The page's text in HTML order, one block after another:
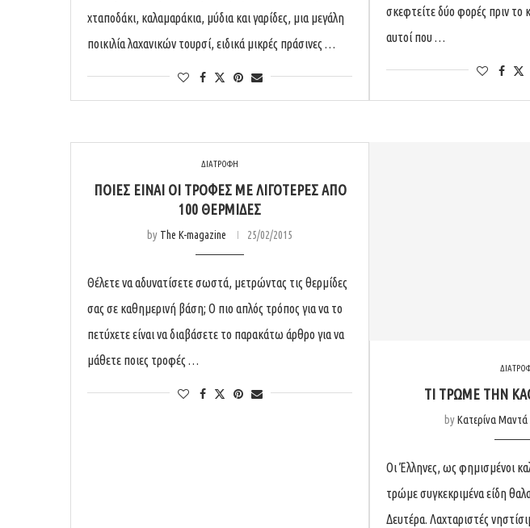
χταποδάκι, καλαμαράκια, μύδια και γαρίδες, μια μεγάλη
ποικιλία λαχανικών τουρσί, ειδικά μικρές πράσινες …
σκεφτείτε δύο φορές πριν το
αυτοί που …
ΔΙΑΤΡΟΦΗ
ΠΟΙΈΣ ΕΊΝΑΙ ΟΙ ΤΡΟΦΈΣ ΜΕ ΛΙΓΌΤΕΡΕΣ ΑΠΌ
100 ΘΕΡΜΊΔΕΣ
by The K-magazine 25/02/2015
Θέλετε να αδυνατίσετε σωστά, μετρώντας τις θερμίδες
σας σε καθημερινή βάση; Ο πιο απλός τρόπος για να το
πετύχετε είναι να διαβάσετε το παρακάτω άρθρο για να
μάθετε ποιες τροφές …
ΤΙ ΤΡΏΜΕ ΤΗΝ
byΚατερίνα Μαντά
Οι Έλληνες, ως φημισμένοι
τρώμε συγκεκριμένα είδη
Δευτέρα. Λαχταριστές